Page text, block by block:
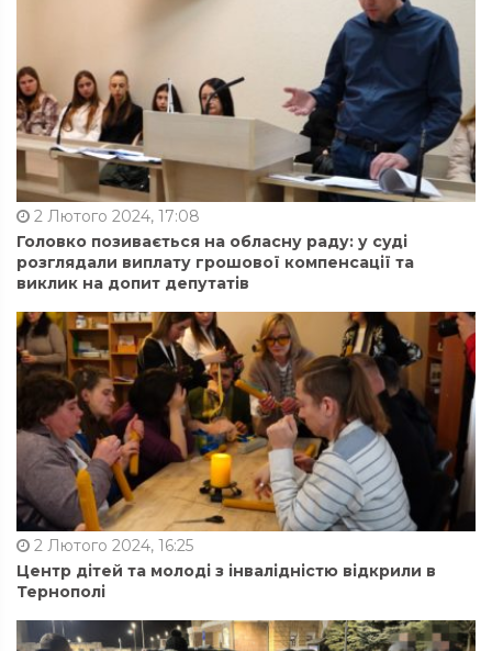
2 Лютого 2024, 17:08
Головко позивається на обласну раду: у суді
розглядали виплату грошової компенсації та
виклик на допит депутатів
2 Лютого 2024, 16:25
Центр дітей та молоді з інвалідністю відкрили в
Тернополі